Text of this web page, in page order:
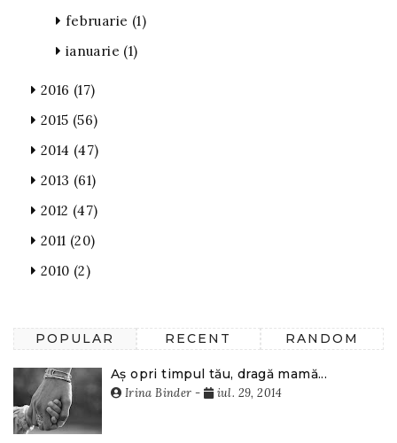
februarie (1)
ianuarie (1)
2016 (17)
2015 (56)
2014 (47)
2013 (61)
2012 (47)
2011 (20)
2010 (2)
POPULAR RECENT RANDOM
Aș opri timpul tău, dragă mamă...
Irina Binder - iul. 29, 2014